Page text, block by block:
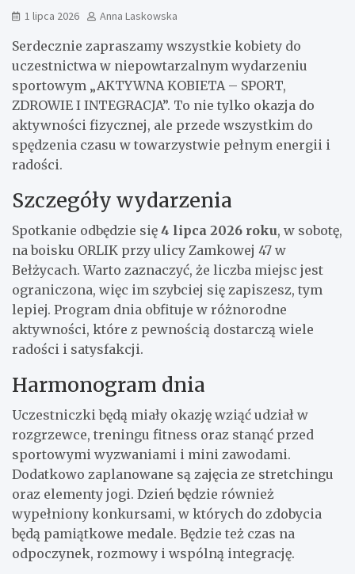
1 lipca 2026 Anna Laskowska
Serdecznie zapraszamy wszystkie kobiety do
uczestnictwa w niepowtarzalnym wydarzeniu
sportowym „AKTYWNA KOBIETA – SPORT,
ZDROWIE I INTEGRACJA”. To nie tylko okazja do
aktywności fizycznej, ale przede wszystkim do
spędzenia czasu w towarzystwie pełnym energii i
radości.
Szczegóły wydarzenia
Spotkanie odbędzie się 4 lipca 2026 roku, w sobotę,
na boisku ORLIK przy ulicy Zamkowej 47 w
Bełżycach. Warto zaznaczyć, że liczba miejsc jest
ograniczona, więc im szybciej się zapiszesz, tym
lepiej. Program dnia obfituje w różnorodne
aktywności, które z pewnością dostarczą wiele
radości i satysfakcji.
Harmonogram dnia
Uczestniczki będą miały okazję wziąć udział w
rozgrzewce, treningu fitness oraz stanąć przed
sportowymi wyzwaniami i mini zawodami.
Dodatkowo zaplanowane są zajęcia ze stretchingu
oraz elementy jogi. Dzień będzie również
wypełniony konkursami, w których do zdobycia
będą pamiątkowe medale. Będzie też czas na
odpoczynek, rozmowy i wspólną integrację.